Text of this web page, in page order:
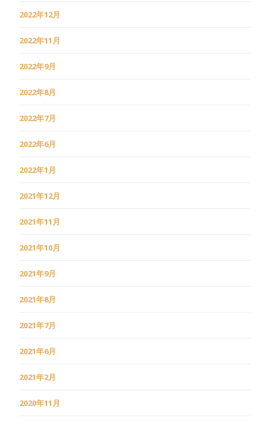
2022年12月
2022年11月
2022年9月
2022年8月
2022年7月
2022年6月
2022年1月
2021年12月
2021年11月
2021年10月
2021年9月
2021年8月
2021年7月
2021年6月
2021年2月
2020年11月